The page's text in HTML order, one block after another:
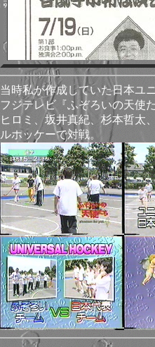
当時私が作成していた日本ユ
フジテレビ『ふぞろいの天使
ヒロミ、坂井真紀、杉本哲太
ルホッケーで対戦。